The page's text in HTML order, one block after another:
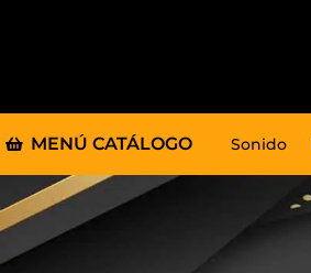
MENÚ CATÁLOGO Sonido